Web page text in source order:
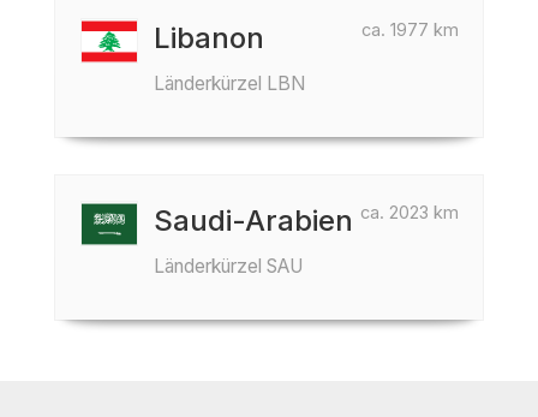
ca. 1977 km
Libanon
Länderkürzel LBN
ca. 2023 km
Saudi-Arabien
Länderkürzel SAU